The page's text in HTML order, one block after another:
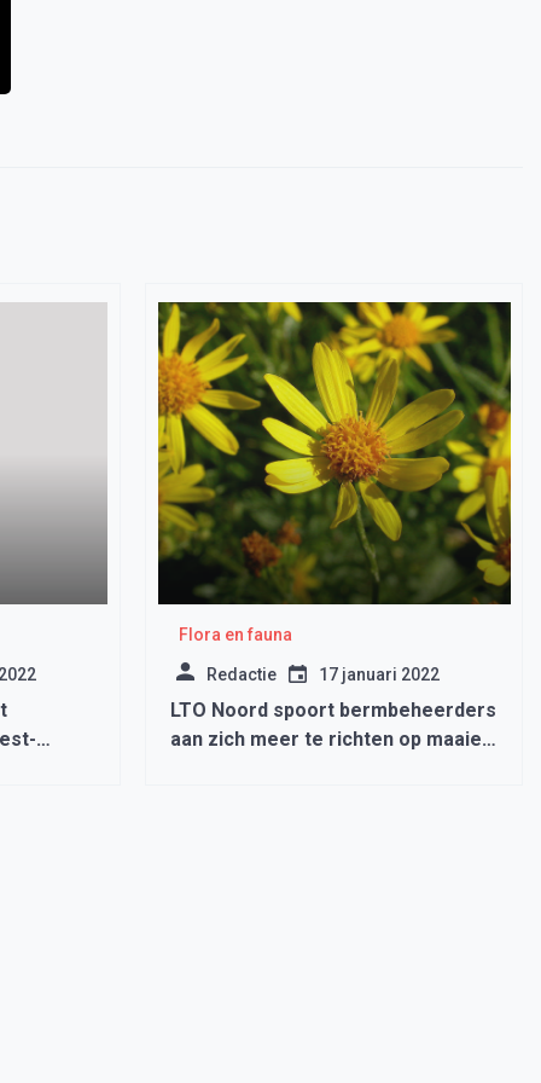
Flora en fauna
Redactie 17 januari 2022
LTO Noord spoort bermbeheerders
aan zich meer te richten op maaien